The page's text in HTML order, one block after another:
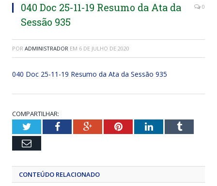
040 Doc 25-11-19 Resumo da Ata da
Sessão 935
0
POR ADMINISTRADOR EM 6 DE JULHO DE 2020
040 Doc 25-11-19 Resumo da Ata da Sessão 935
COMPARTILHAR:
TwitterFacebookGoogle+PinterestLinkedInTumblr
Email
CONTEÚDO RELACIONADO